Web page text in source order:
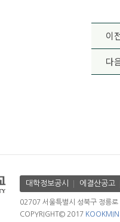
이
다
대학정보공시 에결산공고
02707 서울특별시 성북구 정릉
COPYRIGHT© 2017